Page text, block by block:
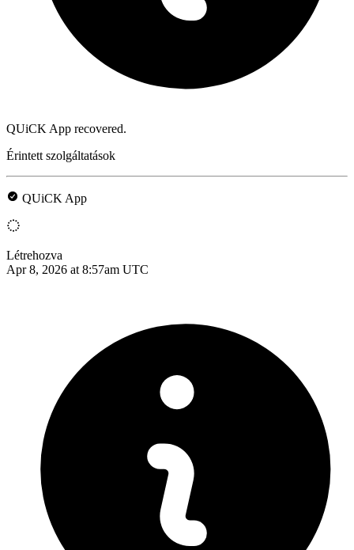
QUiCK App recovered.
Érintett szolgáltatások
QUiCK App
Létrehozva
Apr 8, 2026 at 8:57am UTC